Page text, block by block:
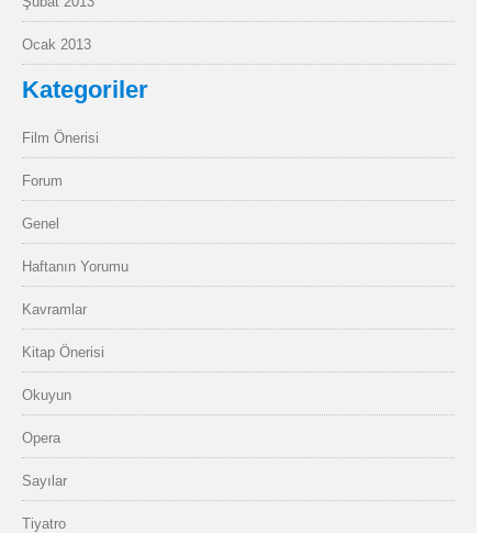
Ocak 2013
Kategoriler
Film Önerisi
Forum
Genel
Haftanın Yorumu
Kavramlar
Kitap Önerisi
Okuyun
Opera
Sayılar
Tiyatro